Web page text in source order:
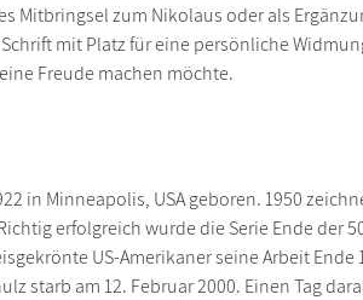
Mitbringsel zum Nikolaus oder als
mit Platz für eine persönliche
Freude machen möchte.
in Minneapolis, USA geboren. 1950
erfolgreich wurde die Serie Ende der
US-Amerikaner seine Arbeit
starb am 12. Februar 2000. Einen Tag